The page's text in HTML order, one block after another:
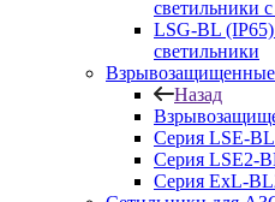
светильники
LSG-BL
светильники
Взрывозащищенные
Назад
Серия LSE-
Серия LSE2-
Серия ExL-